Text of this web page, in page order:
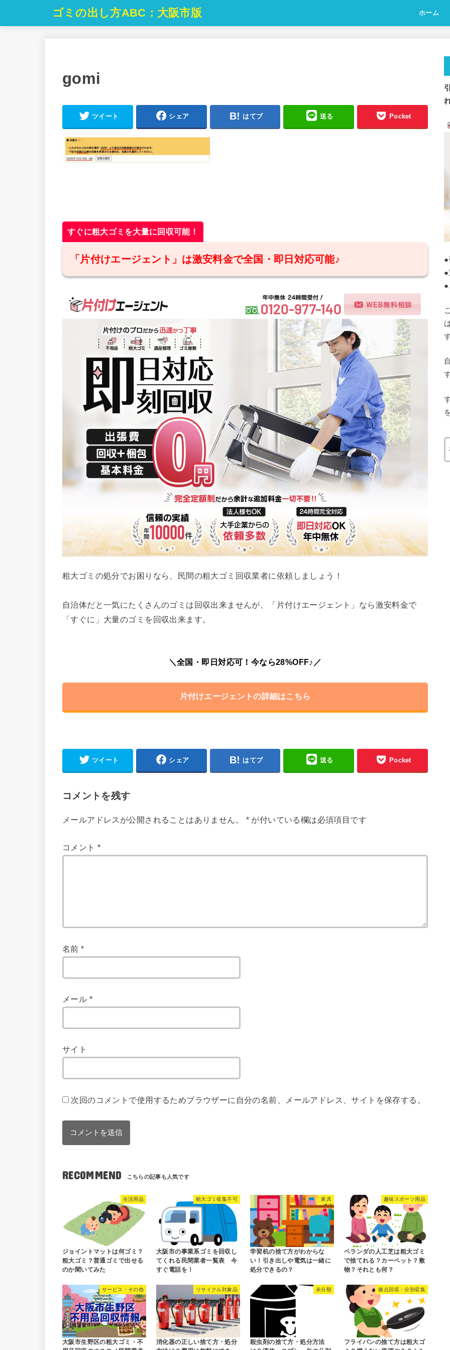
ゴミの出し方ABC：大阪市版 ホーム
gomi
ツイート シェア はてブ 送る Pocket
すぐに粗大ゴミを大量に回収可能！
「片付けエージェント」は激安料金で全国・即日対応可能♪
粗大ゴミの処分でお困りなら、民間の粗大ゴミ回収業者に依頼しましょう！
自治体だと一気にたくさんのゴミは回収出来ませんが、「片付けエージェント」なら激安料金で
「すぐに」大量のゴミを回収出来ます。
＼全国・即日対応可！今なら28%OFF♪／
片付けエージェントの詳細はこちら
ツイート シェア はてブ 送る Pocket
コメントを残す
メールアドレスが公開されることはありません。 *が付いている欄は必須項目です
コメント*
名前*
メール *
サイト
次回のコメントで使用するためブラウザーに自分の名前、メールアドレス、サイトを保存する。
RECOMMEND
生活用品
ジョイントマットは何ゴミ？
粗大ゴミ？普通ゴミで出せる
のか聞いてみた
粗大ゴミ収集不可
大阪市の事業系ゴミを回収し
てくれる民間業者一覧表 今
すぐ電話を！
家具
学習机の捨て方がわからな
い！引き出しや電気は一緒に
処分できるの？
趣味スポーツ用品
ベランダの人工芝は粗大ゴミ
で捨てれる？カーペット？敷
物？それとも何？
サービス・その他
大阪市生野区の粗大ゴミ・不
リサイクル対象品
消化器の正しい捨て方・処分
未分類
殺虫剤の捨て方・処分方法
拠点回収・分別収集
フライパンの捨て方は粗大ゴ
●
●
●